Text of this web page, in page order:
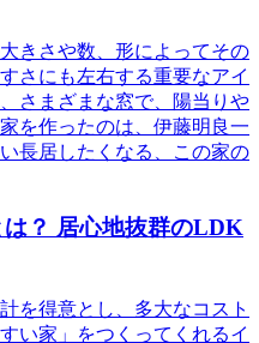
きさや数、形によってその
さにも左右する重要なアイ
さまざまな窓で、陽当りや
を作ったのは、伊藤明良一
長居したくなる、この家の
？ 居心地抜群のLDK
を得意とし、多大なコスト
い家」をつくってくれるイ